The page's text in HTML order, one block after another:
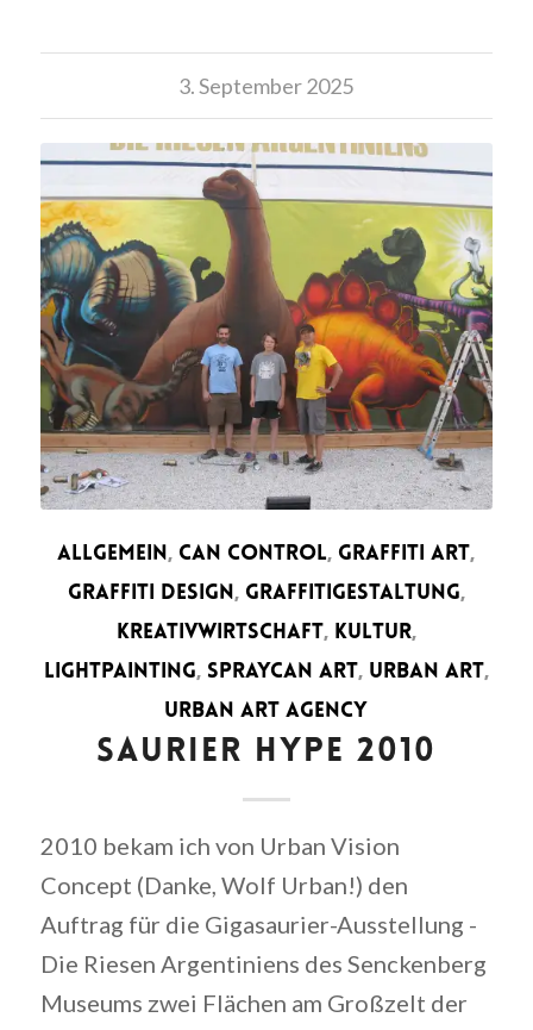
3. September 2025
ALLGEMEIN,CAN CONTROL,GRAFFITI ART,
GRAFFITI DESIGN, GRAFFITIGESTALTUNG,
KREATIVWIRTSCHAFT, KULTUR,
LIGHTPAINTING, SPRAYCAN ART, URBAN ART,
URBAN ART AGENCY
SAURIER HYPE 2010
2010 bekam ich von Urban Vision
Concept (Danke, Wolf Urban!) den
Auftrag für die Gigasaurier-Ausstellung -
Die Riesen Argentiniens des Senckenberg
Museums zwei Flächen am Großzelt der